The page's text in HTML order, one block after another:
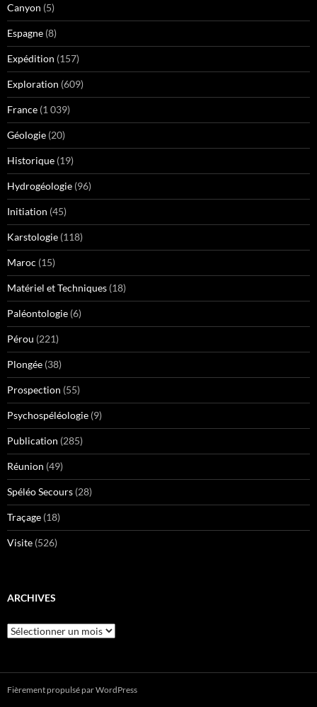
Canyon (5)
Espagne (8)
Expédition (157)
Exploration (609)
France (1 039)
Géologie (20)
Historique (19)
Hydrogéologie (96)
Initiation (45)
Karstologie (118)
Maroc (15)
Matériel et Techniques (18)
Paléontologie (6)
Pérou (221)
Plongée (38)
Prospection (55)
Psychospéléologie (9)
Publication (285)
Réunion (49)
Spéléo Secours (28)
Traçage (18)
Visite (526)
ARCHIVES
Archives
Fièrement propulsé par WordPress